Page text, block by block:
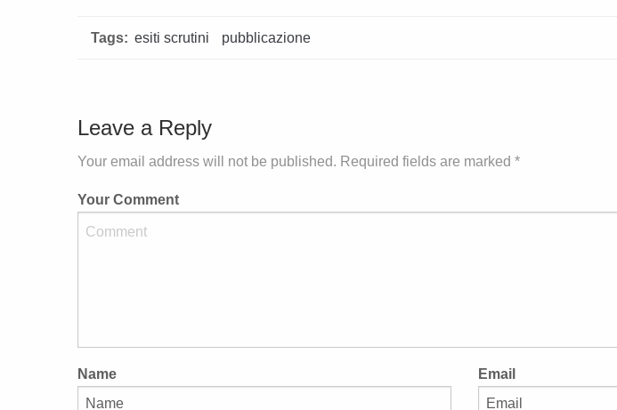
Tags: esiti scrutini pubblicazione
Leave a Reply
Your email address will not be published. Required fields are marked *
Your Comment
Name Email